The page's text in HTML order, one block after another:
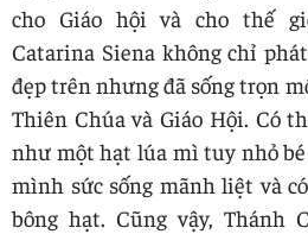
cho Giáo hội và cho thế
Catarina Siena không chỉ
đẹp trên nhưng đã sống trọn
Thiên Chúa và Giáo Hội. Có
như một hạt lúa mì tuy nhỏ
mình sức sống mãnh liệt và
bông hạt. Cũng vậy, Thánh